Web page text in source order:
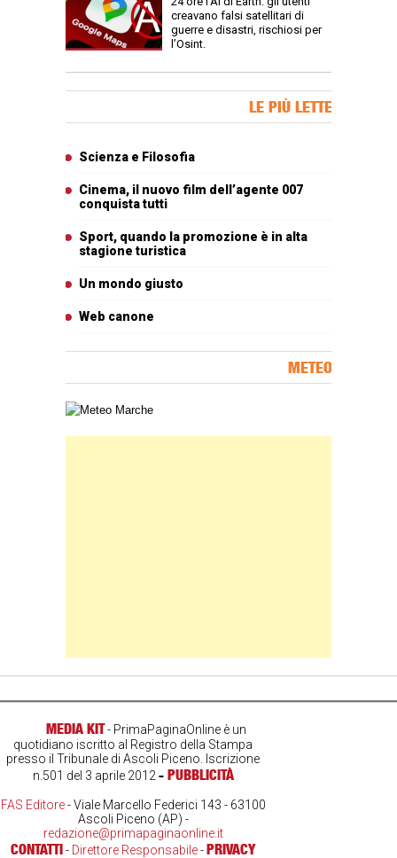
creavano falsi satellitari di
guerre e disastri, rischiosi per
l’Osint.
LE PIÙ LETTE
Scienza e Filosofia
Cinema, il nuovo film dell’agente 007
conquista tutti
Sport, quando la promozione è in alta
stagione turistica
Un mondo giusto
Web canone
METEO
Carta meteorologica delle Marche
MEDIA KIT- PrimaPaginaOnline è un
quotidiano iscritto al Registro della Stampa
presso il Tribunale di Ascoli Piceno. Iscrizione
n.501 del 3 aprile 2012- PUBBLICITÀ
FAS Editore- Viale Marcello Federici 143 - 63100
Ascoli Piceno (AP) -
redazione@primapaginaonline.it
CONTATTI- Direttore Responsabile-PRIVACY